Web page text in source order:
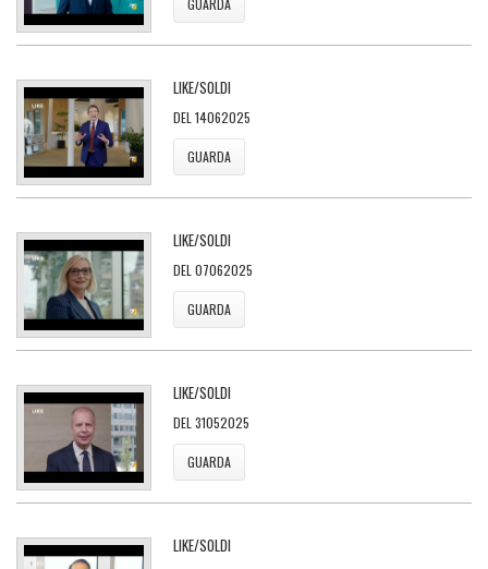
GUARDA
LIKE/SOLDI
DEL 14062025
GUARDA
LIKE/SOLDI
DEL 07062025
GUARDA
LIKE/SOLDI
DEL 31052025
GUARDA
LIKE/SOLDI